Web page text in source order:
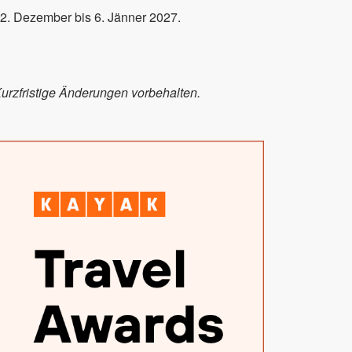
Dezember bis 6. Jänner 2027.
Änderungen vorbehalten.